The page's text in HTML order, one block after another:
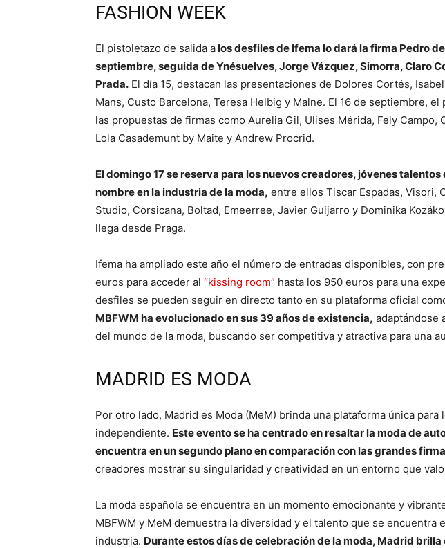
FASHION WEEK
El pistoletazo de salida alos desfiles de Ifema lo dará la firma Pedro
septiembre, seguida de Ynésuelves, Jorge Vázquez, Simorra, Claro
Prada. El día 15, destacan las presentaciones de Dolores Cortés,
Mans, Custo Barcelona, Teresa Helbig y Malne. El 16 de septiembre,
las propuestas de firmas como Aurelia Gil, Ulises Mérida, Fely Campo,
Lola Casademunt by Maite y Andrew Procrid.
El domingo 17 se reserva para los nuevos creadores, jóvenes
nombre en la industria de la moda, entre ellos Tiscar Espadas, Visori,
Studio, Corsicana, Boltad, Emeerree, Javier Guijarro y Dominika
llega desde Praga.
Ifema ha ampliado este año el número de entradas disponibles, con
euros para acceder al “kissing room” hasta los 950 euros para una
desfiles se pueden seguir en directo tanto en su plataforma oficial
MBFWM ha evolucionado en sus 39 años de existencia, adaptándose
del mundo de la moda, buscando ser competitiva y atractiva para una
MADRID ES MODA
Por otro lado, Madrid es Moda (MeM) brinda una plataforma única para
independiente. Este evento se ha centrado en resaltar la moda de
encuentra en un segundo plano en comparación con las grandes
creadores mostrar su singularidad y creatividad en un entorno que
La moda española se encuentra en un momento emocionante y
MBFWM y MeM demuestra la diversidad y el talento que se encuentra
industria. Durante estos días de celebración de la moda, Madrid brilla